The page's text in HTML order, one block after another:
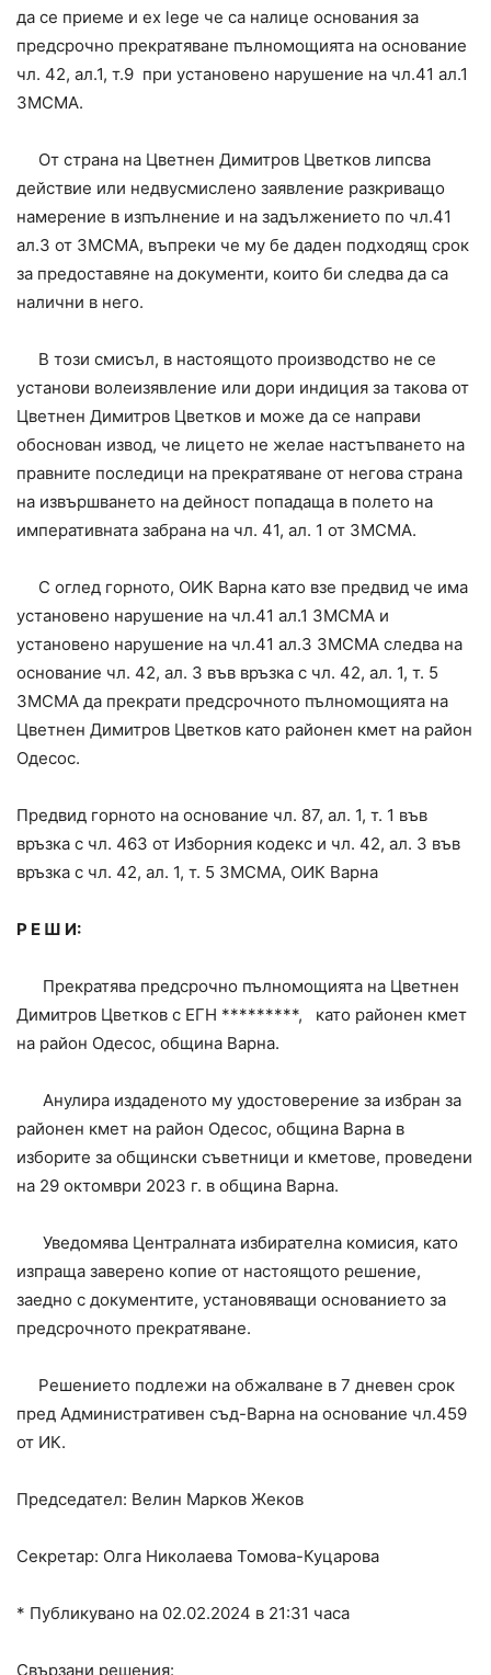
да се приеме и ex lege че са налице основания за
предсрочно прекратяване пълномощията на основание
чл. 42, ал.1, т.9 при установено нарушение на чл.41 ал.1
ЗМСМА.
От страна на Цветнен Димитров Цветков липсва
действие или недвусмислено заявление разкриващо
намерение в изпълнение и на задължението по чл.41
ал.3 от ЗМСМА, въпреки че му бе даден подходящ срок
за предоставяне на документи, които би следва да са
налични в него.
В този смисъл, в настоящото производство не се
установи волеизявление или дори индиция за такова от
Цветнен Димитров Цветков и може да се направи
обоснован извод, че лицето не желае настъпването на
правните последици на прекратяване от негова страна
на извършването на дейност попадаща в полето на
императивната забрана на чл. 41, ал. 1 от ЗМСМА.
С оглед горното, ОИК Варна като взе предвид че има
установено нарушение на чл.41 ал.1 ЗМСМА и
установено нарушение на чл.41 ал.3 ЗМСМА следва на
основание чл. 42, ал. 3 във връзка с чл. 42, ал. 1, т. 5
ЗМСМА да прекрати предсрочното пълномощията на
Цветнен Димитров Цветков като районен кмет на район
Одесос.
Предвид горното на основание чл. 87, ал. 1, т. 1 във
връзка с чл. 463 от Изборния кодекс и чл. 42, ал. 3 във
връзка с чл. 42, ал. 1, т. 5 ЗМСМА, ОИК Варна
Р Е Ш И:
Прекратява предсрочно пълномощията на Цветнен
Димитров Цветков с ЕГН *********, като районен кмет
на район Одесос, община Варна.
Анулира издаденото му удостоверение за избран за
районен кмет на район Одесос, община Варна в
изборите за общински съветници и кметове, проведени
на 29 октомври 2023 г. в община Варна.
Уведомява Централната избирателна комисия, като
изпраща заверено копие от настоящото решение,
заедно с документите, установяващи основанието за
предсрочното прекратяване.
Решението подлежи на обжалване в 7 дневен срок
пред Административен съд-Варна на основание чл.459
от ИК.
Председател: Велин Марков Жеков
Секретар: Олга Николаева Томова-Куцарова
* Публикувано на 02.02.2024 в 21:31 часа
Свързани решения: